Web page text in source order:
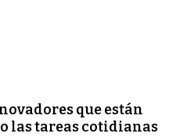
que están
las tareas cotidianas